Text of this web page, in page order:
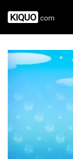
KIQUO .com